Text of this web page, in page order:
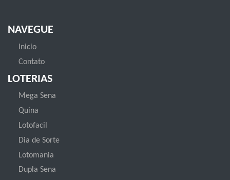
NAVEGUE
Inicio
Contato
LOTERIAS
Mega Sena
Quina
Lotofacil
Dia de Sorte
Lotomania
Dupla Sena